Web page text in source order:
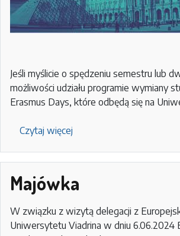
Jeśli myślicie o spędzeniu semestru lub
możliwości udziału programie wymiany
Erasmus Days, które odbędą się na
Czytaj więcej
Majówka
W związku z wizytą delegacji z
Uniwersytetu Viadrina w dniu 6.06.2024